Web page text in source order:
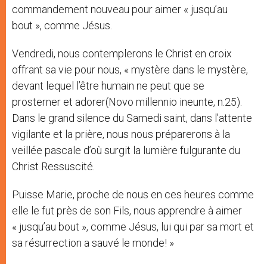
commandement nouveau pour aimer « jusqu’au
bout », comme Jésus.
Vendredi, nous contemplerons le Christ en croix
offrant sa vie pour nous, « mystère dans le mystère,
devant lequel l’être humain ne peut que se
prosterner et adorer(Novo millennio ineunte, n.25).
Dans le grand silence du Samedi saint, dans l’attente
vigilante et la prière, nous nous préparerons à la
veillée pascale d’où surgit la lumière fulgurante du
Christ Ressuscité.
Puisse Marie, proche de nous en ces heures comme
elle le fut près de son Fils, nous apprendre à aimer
« jusqu’au bout », comme Jésus, lui qui par sa mort et
sa résurrection a sauvé le monde! »